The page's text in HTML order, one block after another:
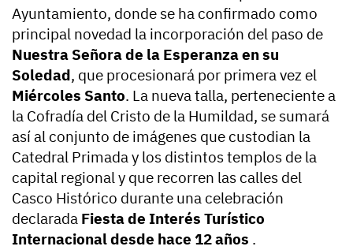
Ayuntamiento, donde se ha confirmado como
principal novedad la incorporación del paso de
Nuestra Señora de la Esperanza en su
Soledad, que procesionará por primera vez el
Miércoles Santo. La nueva talla, perteneciente a
la Cofradía del Cristo de la Humildad, se sumará
así al conjunto de imágenes que custodian la
Catedral Primada y los distintos templos de la
capital regional y que recorren las calles del
Casco Histórico durante una celebración
declarada Fiesta de Interés Turístico
Internacional desde hace 12 años .